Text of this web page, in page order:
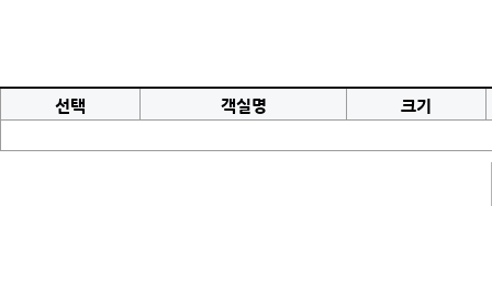
선택 객실명 크기